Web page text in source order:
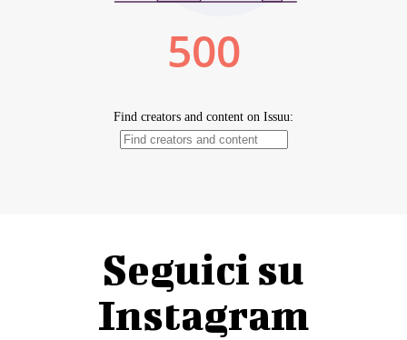
Seguici su
Instagram